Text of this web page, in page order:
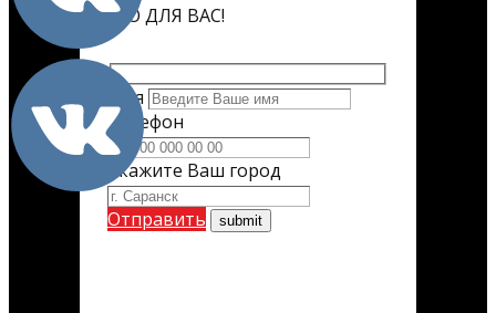
ЕГО ДЛЯ ВАС!
Имя
Телефон
Укажите Ваш город
Отправить